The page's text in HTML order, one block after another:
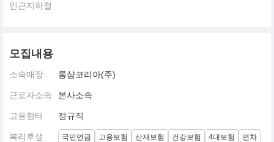
인근지하철
모집내용
소속매장 롱샴코리아(주)
근로자소속 본사소속
고용형태 정규직
복리후생 국민연금 고용보험 산재보험 건강보험 4대보험
연차